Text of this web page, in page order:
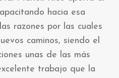
hacia esa
razones por las cuales
caminos, siendo el
unas de las más
trabajo que la